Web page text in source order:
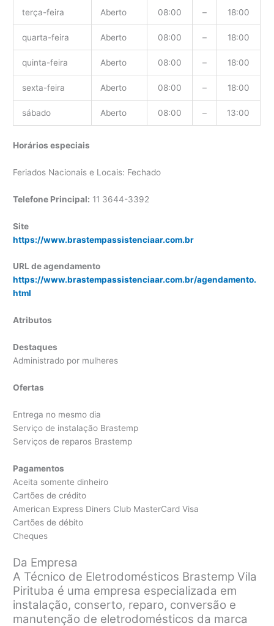
terça-feira Aberto 08:00 – 18:00
quarta-feira Aberto 08:00 – 18:00
quinta-feira Aberto 08:00 – 18:00
sexta-feira Aberto 08:00 – 18:00
sábado Aberto 08:00 – 13:00
Horários especiais
Feriados Nacionais e Locais: Fechado
Telefone Principal: 11 3644-3392
Site
https://www.brastempassistenciaar.com.br
URL de agendamento
https://www.brastempassistenciaar.com.br/agendamento.
html
Atributos
Destaques
Administrado por mulheres
Ofertas
Entrega no mesmo dia
Serviço de instalação Brastemp
Serviços de reparos Brastemp
Pagamentos
Aceita somente dinheiro
Cartões de crédito
American Express Diners Club MasterCard Visa
Cartões de débito
Cheques
Da Empresa
A Técnico de Eletrodomésticos Brastemp Vila
Pirituba é uma empresa especializada em
instalação, conserto, reparo, conversão e
manutenção de eletrodomésticos da marca